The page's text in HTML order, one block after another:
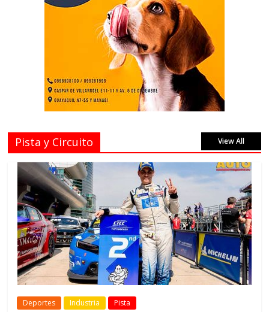
Pista y Circuito View All
Deportes Industria Pista